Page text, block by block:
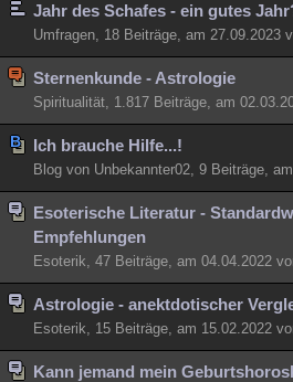
Jahr des Schafes - ein gutes
Umfragen, 18 Beiträge, am 27.09.2023
Sternenkunde - Astrologie
Spiritualität, 1.817 Beiträge, am
Ich brauche Hilfe...!
Blog von Unbekannter02, 9 Beiträge,
Esoterische Literatur -
Empfehlungen
Esoterik, 47 Beiträge, am 04.04.2022
Astrologie - anektdotischer
Esoterik, 15 Beiträge, am 15.02.2022
Kann jemand mein